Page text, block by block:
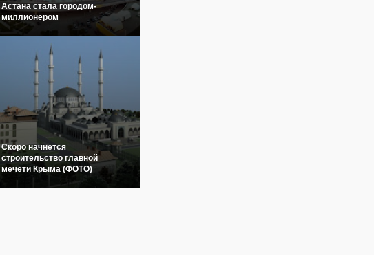
Астана стала городом-
миллионером
Скоро начнется
строительство главной
мечети Крыма (ФОТО)